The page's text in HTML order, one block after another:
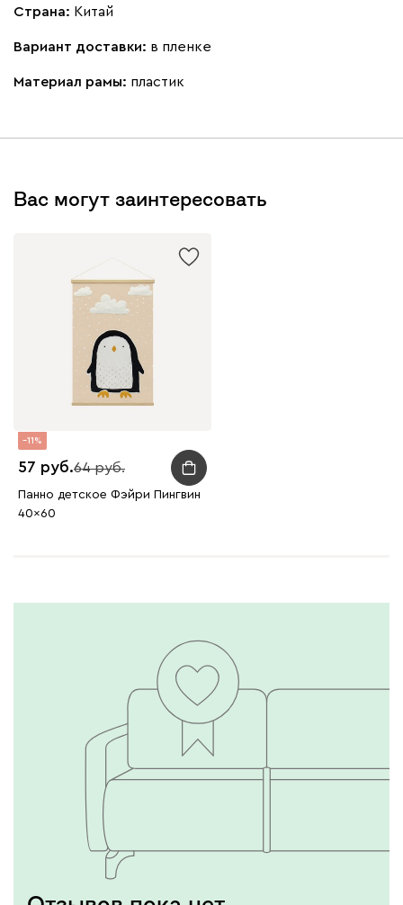
Страна: Китай
Вариант доставки: в пленке
Материал рамы: пластик
Вас могут заинтересовать
11
57 64
Панно детское Фэйри Пингвин
40x60